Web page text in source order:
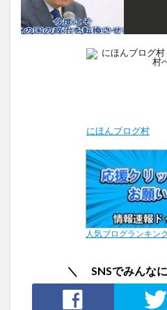
にほんブログ村
人気ブログランキン
＼ SNSでみんな